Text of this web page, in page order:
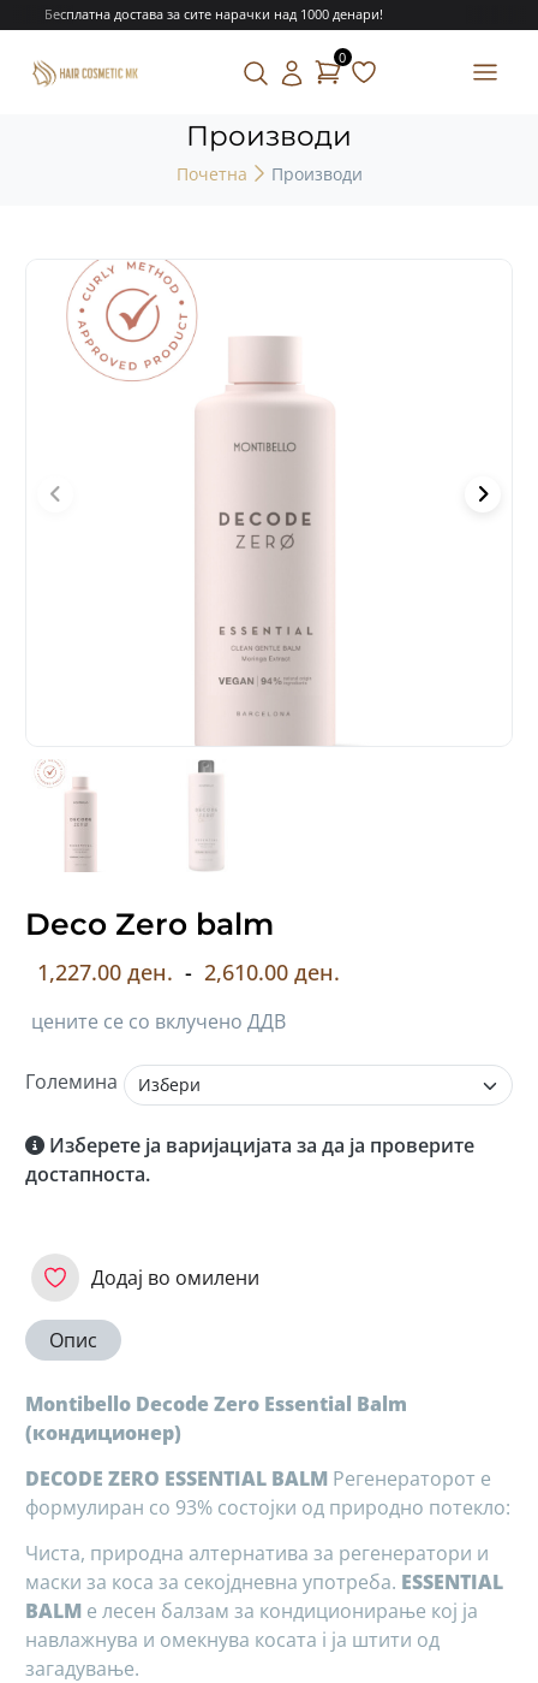
Бесплатна достава за сите нарачки над 1000 денари!
0
Производи
Почетна Производи
Deco Zero balm
1,227.00 ден. - 2,610.00 ден.
цените се со вклучено ДДВ
Големина
Изберете ја варијацијата за да ја проверите
достапноста.
Додај во омилени
Опис
Montibello Decode Zero Essential Balm
(кондиционер)
DECODE ZERO ESSENTIAL BALM Регенераторот е
формулиран со 93% состојки од природно потекло:
Чиста, природна алтернатива за регенератори и
маски за коса за секојдневна употреба. ESSENTIAL
BALM е лесен балзам за кондиционирање кој ја
навлажнува и омекнува косата i ја штити од
загадување.